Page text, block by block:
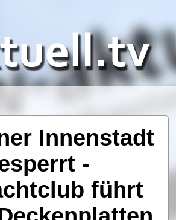
Innenstadt
-
führt